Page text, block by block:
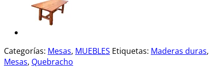
Categorías: Mesas, MUEBLES Etiquetas: Maderas duras,
Mesas, Quebracho